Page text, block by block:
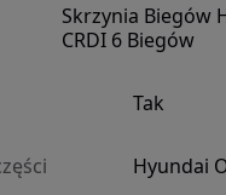
Skrzynia Biegów
CRDI 6 Biegów
Tak
Hyundai